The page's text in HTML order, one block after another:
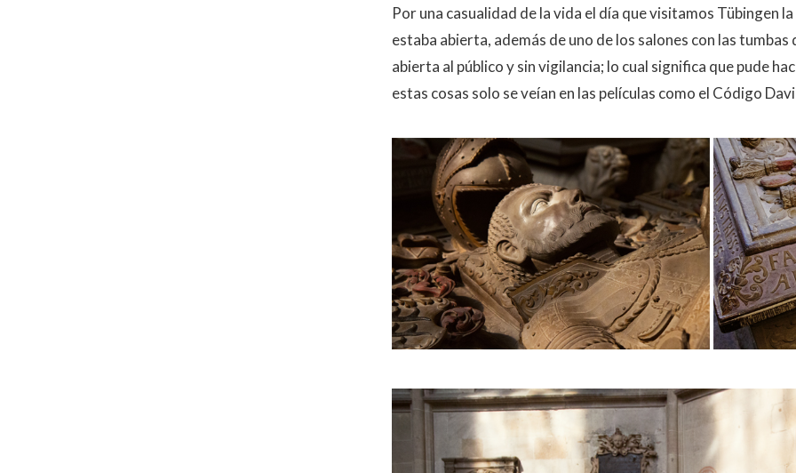
Por una casualidad de la vida el día que visitamos Tübingen
estaba abierta, además de uno de los salones con las
abierta al público y sin vigilancia; lo cual significa que pude
estas cosas solo se veían en las películas como el Código